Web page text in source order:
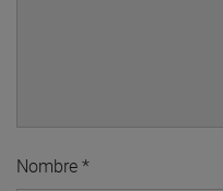
Nombre *